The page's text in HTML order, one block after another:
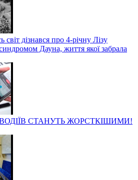
дізнався про 4-річну Лізу
Дауна, життя якої забрала
СТАНУТЬ ЖОРСТКІШИМИ!